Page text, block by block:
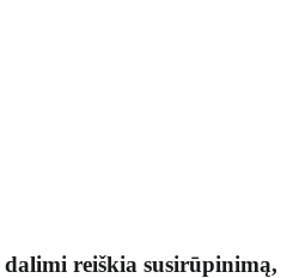
reiškia susirūpinimą,